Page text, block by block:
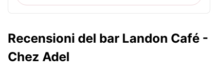
Recensioni del bar Landon Café -
Chez Adel